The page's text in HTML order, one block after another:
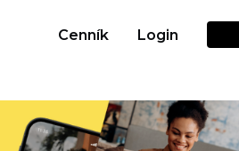
Cenník Login